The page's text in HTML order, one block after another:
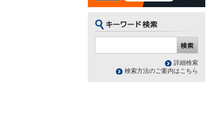
詳細検索
検索方法のご案内はこちら